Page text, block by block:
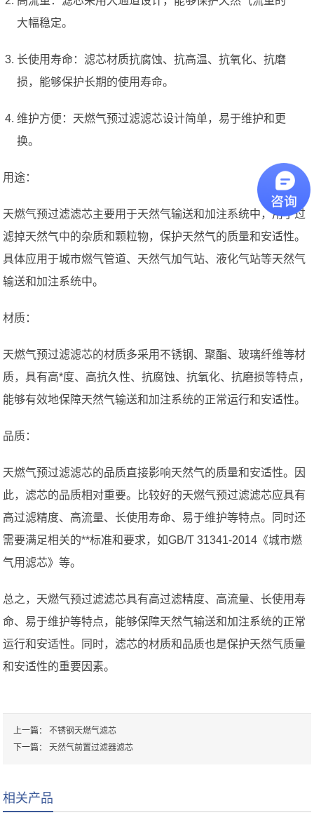
大幅稳定。
长使用寿命：滤芯材质抗腐蚀、抗高温、抗氧化、抗磨
损，能够保护长期的使用寿命。
维护方便：天燃气预过滤滤芯设计简单，易于维护和更
换。
用途：
天燃气预过滤滤芯主要用于天然气输送和加注系统中，用于过
滤掉天然气中的杂质和颗粒物，保护天然气的质量和安适性。
具体应用于城市燃气管道、天然气加气站、液化气站等天然气
输送和加注系统中。
材质：
天燃气预过滤滤芯的材质多采用不锈钢、聚酯、玻璃纤维等材
质，具有高*度、高抗久性、抗腐蚀、抗氧化、抗磨损等特点，
能够有效地保障天然气输送和加注系统的正常运行和安适性。
品质：
天燃气预过滤滤芯的品质直接影响天然气的质量和安适性。因
此，滤芯的品质相对重要。比较好的天燃气预过滤滤芯应具有
高过滤精度、高流量、长使用寿命、易于维护等特点。同时还
需要满足相关的**标准和要求，如GB/T 31341-2014《城市燃
气用滤芯》等。
总之，天燃气预过滤滤芯具有高过滤精度、高流量、长使用寿
命、易于维护等特点，能够保障天然气输送和加注系统的正常
运行和安适性。同时，滤芯的材质和品质也是保护天然气质量
和安适性的重要因素。
上一篇：不锈钢天燃气滤芯
下一篇：天然气前置过滤器滤芯
相关产品